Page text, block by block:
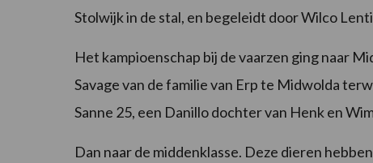
Stolwijk in de stal, en begeleidt door Wilco
Het kampioenschap bij de vaarzen ging naar
Savage van de familie van Erp te Midwolda
Sanne 25, een Danillo dochter van Henk en
Dan naar de middenklasse. Deze dieren